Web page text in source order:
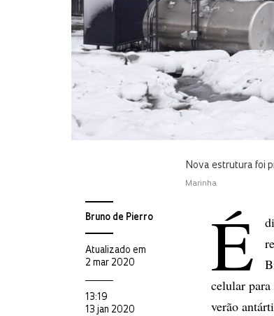
Nova estrutura foi
Marinha
Bruno de Pierro
Atualizado em
2 mar 2020
13:19
13 jan 2020
É
celular
verão